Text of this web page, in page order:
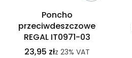
Poncho
przeciwdeszczowe
REGAL IT0971-03
23,95 złz 23% VAT